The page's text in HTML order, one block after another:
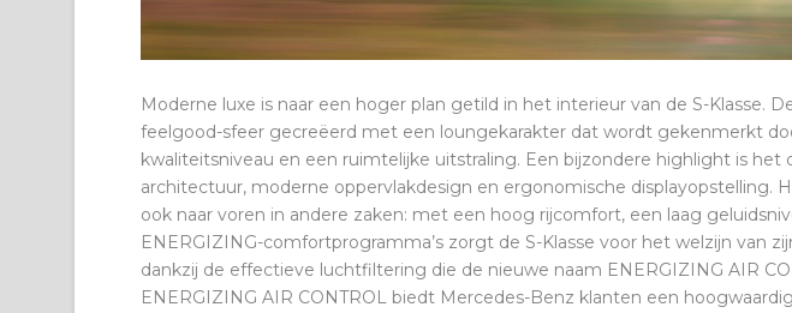
Moderne luxe is naar een hoger plan getild in het interieur van de S-Klasse.
feelgood-sfeer gecreëerd met een loungekarakter dat wordt gekenmerkt
kwaliteitsniveau en een ruimtelijke uitstraling. Een bijzondere highlight is het
architectuur, moderne oppervlakdesign en ergonomische displayopstelling.
ook naar voren in andere zaken: met een hoog rijcomfort, een laag
ENERGIZING-comfortprogramma’s zorgt de S-Klasse voor het welzijn van
dankzij de effectieve luchtfiltering die de nieuwe naam ENERGIZING AIR
ENERGIZING AIR CONTROL biedt Mercedes-Benz klanten een